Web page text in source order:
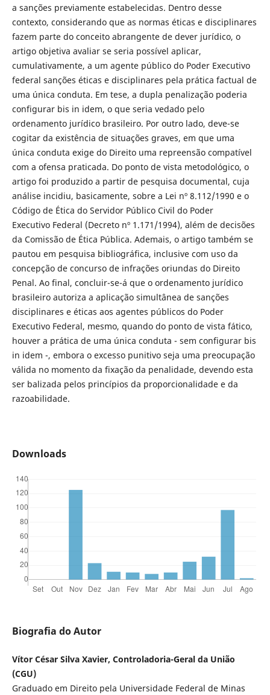
a sanções previamente estabelecidas. Dentro desse
contexto, considerando que as normas éticas e disciplinares
fazem parte do conceito abrangente de dever jurídico, o
artigo objetiva avaliar se seria possível aplicar,
cumulativamente, a um agente público do Poder Executivo
federal sanções éticas e disciplinares pela prática factual de
uma única conduta. Em tese, a dupla penalização poderia
configurar bis in idem, o que seria vedado pelo
ordenamento jurídico brasileiro. Por outro lado, deve-se
cogitar da existência de situações graves, em que uma
única conduta exige do Direito uma repreensão compatível
com a ofensa praticada. Do ponto de vista metodológico, o
artigo foi produzido a partir de pesquisa documental, cuja
análise incidiu, basicamente, sobre a Lei nº 8.112/1990 e o
Código de Ética do Servidor Público Civil do Poder
Executivo Federal (Decreto nº 1.171/1994), além de decisões
da Comissão de Ética Pública. Ademais, o artigo também se
pautou em pesquisa bibliográfica, inclusive com uso da
concepção de concurso de infrações oriundas do Direito
Penal. Ao final, concluir-se-á que o ordenamento jurídico
brasileiro autoriza a aplicação simultânea de sanções
disciplinares e éticas aos agentes públicos do Poder
Executivo Federal, mesmo, quando do ponto de vista fático,
houver a prática de uma única conduta - sem configurar bis
in idem -, embora o excesso punitivo seja uma preocupação
válida no momento da fixação da penalidade, devendo esta
ser balizada pelos princípios da proporcionalidade e da
razoabilidade.
Downloads
Biografia do Autor
Vítor César Silva Xavier, Controladoria-Geral da União
(CGU)
Graduado em Direito pela Universidade Federal de Minas